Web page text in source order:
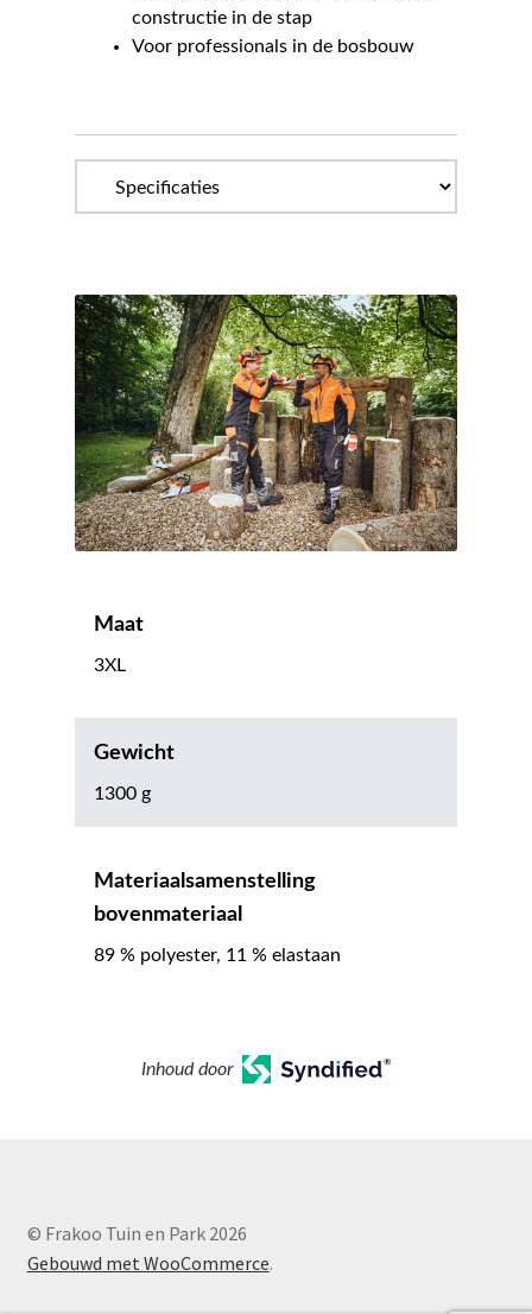
constructie in de stap
Voor professionals in de bosbouw
Maat
3XL
Gewicht
1300 g
Materiaalsamenstelling
bovenmateriaal
89 % polyester, 11 % elastaan
Inhoud door
© Frakoo Tuin en Park 2026
Gebouwd met WooCommerce.